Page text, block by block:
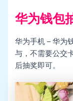
华为钱包
华为手机 – 华为
与，不需要公交
后抽奖即可。